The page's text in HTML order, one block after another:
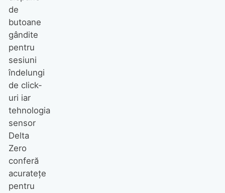
de
butoane
gândite
pentru
sesiuni
îndelungi
de click-
uri iar
tehnologia
sensor
Delta
Zero
conferă
acurateţe
pentru